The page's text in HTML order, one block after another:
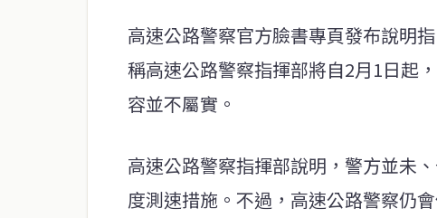
高速公路警察官方臉書專頁發布說明
稱高速公路警察指揮部將自2月1日起
容並不屬實。
高速公路警察指揮部說明，警方並未
度測速措施。不過，高速公路警察仍